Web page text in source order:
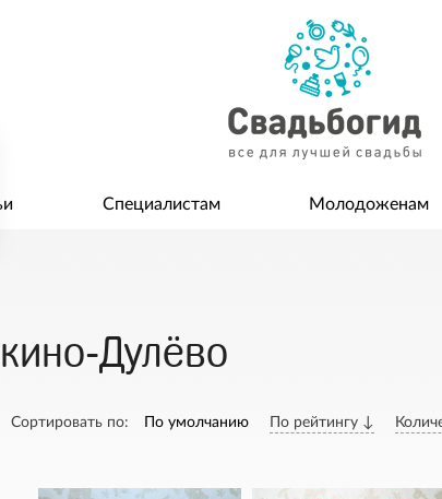
Специалистам Молодоженам
Дулёво
Сортировать по: По умолчанию По рейтингу ↓